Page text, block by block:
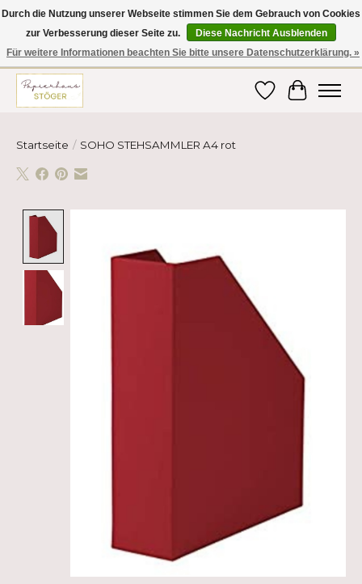
Hier finden Sie hochwertige Produkte im Bereich Schule, Büro, Papier,
Schreiben und vieles mehr! Erhalten Sie Ihre Bestellung bequem nach
Hause oder ins Büro geliefert!
Wunschzettel
Ihr
Startseite / SOHO STEHSAMMLER A4 rot
Durch die Nutzung unserer Webseite stimmen Sie dem Gebrauch von Cookies
zur Verbesserung dieser Seite zu.
Diese Nachricht Ausblenden
Für weitere Informationen beachten Sie bitte unsere Datenschutzerklärung. »